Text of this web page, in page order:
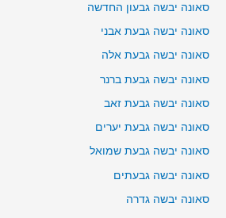
סאונה יבשה גבעון החדשה
סאונה יבשה גבעת אבני
סאונה יבשה גבעת אלה
סאונה יבשה גבעת ברנר
סאונה יבשה גבעת זאב
סאונה יבשה גבעת יערים
סאונה יבשה גבעת שמואל
סאונה יבשה גבעתים
סאונה יבשה גדרה